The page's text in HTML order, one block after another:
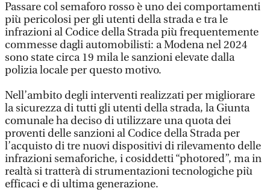
Passare col semaforo rosso è uno dei comportamenti
più pericolosi per gli utenti della strada e tra le
infrazioni al Codice della Strada più frequentemente
commesse dagli automobilisti: a Modena nel 2024
sono state circa 19 mila le sanzioni elevate dalla
polizia locale per questo motivo.
Nell’ambito degli interventi realizzati per migliorare
la sicurezza di tutti gli utenti della strada, la Giunta
comunale ha deciso di utilizzare una quota dei
proventi delle sanzioni al Codice della Strada per
l’acquisto di tre nuovi dispositivi di rilevamento delle
infrazioni semaforiche, i cosiddetti “photored”, ma in
realtà si tratterà di strumentazioni tecnologiche più
efficaci e di ultima generazione.